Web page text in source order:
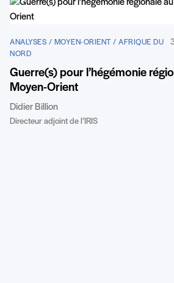
ANALYSES / MOYEN-ORIENT / AFRIQUE DU
NORD
Guerre(s) pour l’hégémonie
Moyen-Orient
Didier Billion
Directeur adjoint de l’IRIS